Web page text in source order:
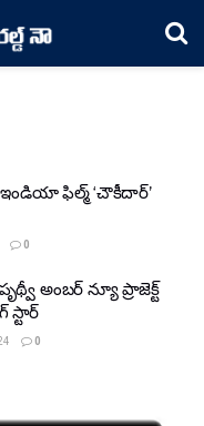
ఫిల్మ్ ‘చౌకీదార్’
0
అంబర్ న్యూ ప్రాజెక్ట్‌
స్టార్
0